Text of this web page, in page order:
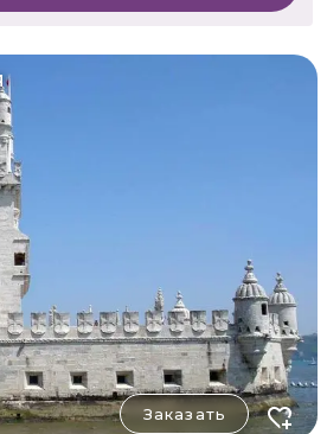
Заказать